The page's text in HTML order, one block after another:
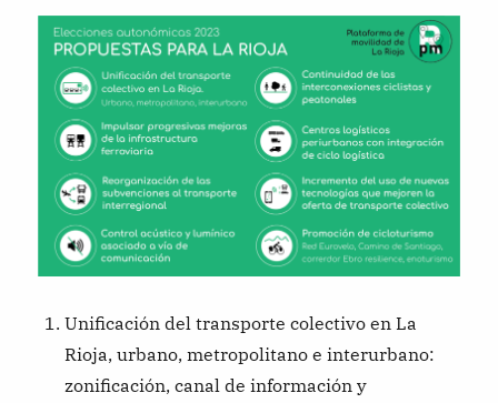
Unificación del transporte colectivo en La
Rioja, urbano, metropolitano e interurbano:
zonificación, canal de información y